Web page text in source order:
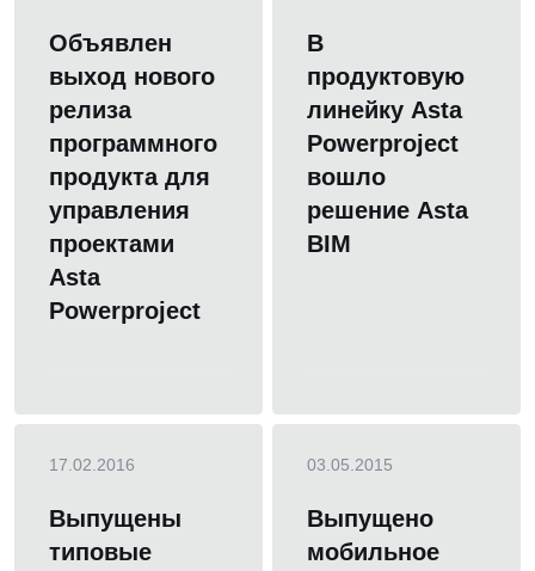
Объявлен
выход нового
релиза
программного
продукта для
управления
проектами
Asta
Powerproject
В
продуктовую
линейку Asta
Powerproject
вошло
решение Asta
BIM
17.02.2016
Выпущены
типовые
03.05.2015
Выпущено
мобильное